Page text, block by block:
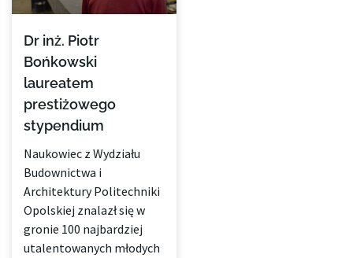
Dr inż. Piotr
Bońkowski
laureatem
prestiżowego
stypendium
Naukowiec z Wydziału
Budownictwa i
Architektury Politechniki
Opolskiej znalazł się w
gronie 100 najbardziej
utalentowanych młodych